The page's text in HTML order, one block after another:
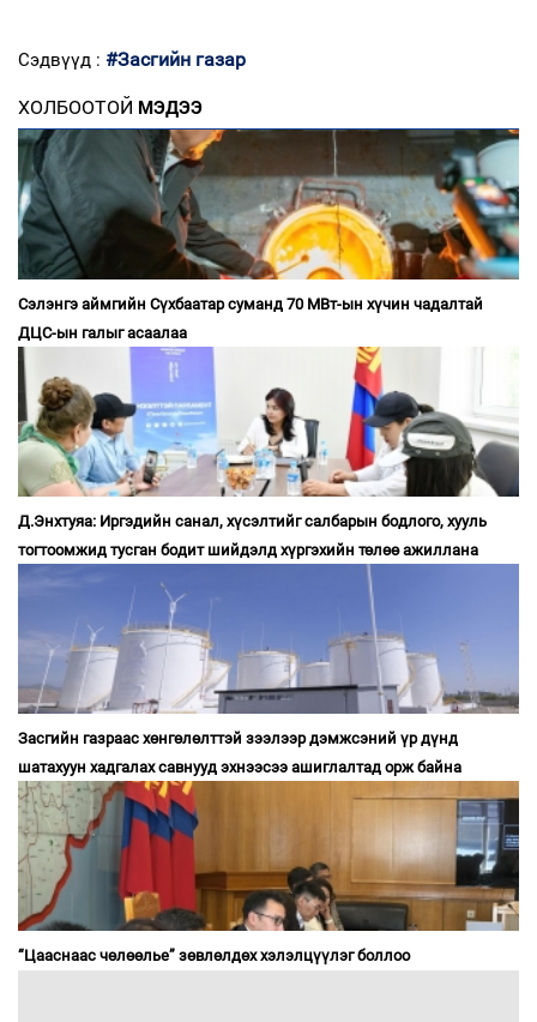
Сэдвүүд : #Засгийн газар
ХОЛБООТОЙ МЭДЭЭ
Сэлэнгэ аймгийн Сүхбаатар суманд 70 МВт-ын хүчин чадалтай
ДЦС-ын галыг асаалаа
Д.Энхтуяа: Иргэдийн санал, хүсэлтийг салбарын бодлого, хууль
тогтоомжид тусган бодит шийдэлд хүргэхийн төлөө ажиллана
Засгийн газраас хөнгөлөлттэй зээлээр дэмжсэний үр дүнд
шатахуун хадгалах савнууд эхнээсээ ашиглалтад орж байна
“Цааснаас чөлөөлье” зөвлөлдөх хэлэлцүүлэг боллоо